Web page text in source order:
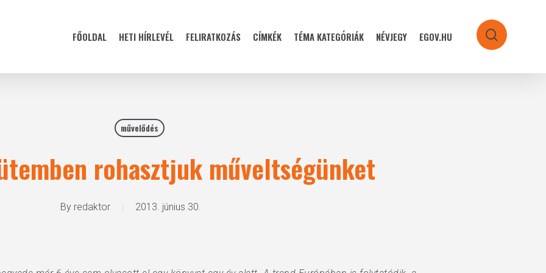
FŐOLDAL HETI HÍRLEVÉL FELIRATKOZÁS CÍMKÉK TÉMA KATEGÓRIÁK NÉVJEGY EGOV.HU search
művelődés
rohasztjuk műveltségünket
By redaktor 2013. június 30.